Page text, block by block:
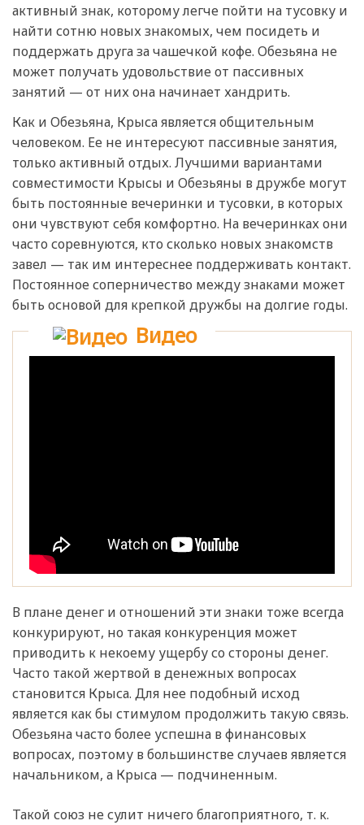
активный знак, которому легче пойти на тусовку и
найти сотню новых знакомых, чем посидеть и
поддержать друга за чашечкой кофе. Обезьяна не
может получать удовольствие от пассивных
занятий — от них она начинает хандрить.
Как и Обезьяна, Крыса является общительным
человеком. Ее не интересуют пассивные занятия,
только активный отдых. Лучшими вариантами
совместимости Крысы и Обезьяны в дружбе могут
быть постоянные вечеринки и тусовки, в которых
они чувствуют себя комфортно. На вечеринках они
часто соревнуются, кто сколько новых знакомств
завел — так им интереснее поддерживать контакт.
Постоянное соперничество между знаками может
быть основой для крепкой дружбы на долгие годы.
Видео
В плане денег и отношений эти знаки тоже всегда
конкурируют, но такая конкуренция может
приводить к некоему ущербу со стороны денег.
Часто такой жертвой в денежных вопросах
становится Крыса. Для нее подобный исход
является как бы стимулом продолжить такую связь.
Обезьяна часто более успешна в финансовых
вопросах, поэтому в большинстве случаев является
начальником, а Крыса — подчиненным.
Такой союз не сулит ничего благоприятного, т. к.